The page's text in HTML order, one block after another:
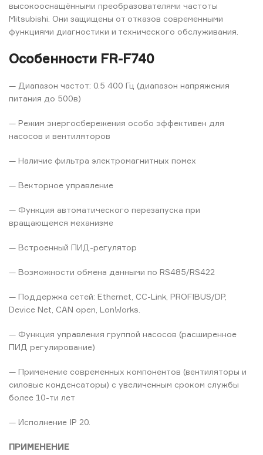
высокооснащёнными преобразователями частоты
Mitsubishi. Они защищены от отказов современными
функциями диагностики и технического обслуживания.
Особенности FR-F740
— Диапазон частот: 0.5 400 Гц (диапазон напряжения
питания до 500в)
— Режим энергосбережения особо эффективен для
насосов и вентиляторов
— Наличие фильтра электромагнитных помех
— Векторное управление
— Функция автоматического перезапуска при
вращающемся механизме
— Встроенный ПИД-регулятор
— Возможности обмена данными по RS485/RS422
— Поддержка сетей: Ethernet, CC-Link, PROFIBUS/DP,
Device Net, CAN open, LonWorks.
— Функция управления группой насосов (расширенное
ПИД регулирование)
— Применение современных компонентов (вентиляторы и
силовые конденсаторы) с увеличенным сроком службы
более 10-ти лет
— Исполнение IP 20.
ПРИМЕНЕНИЕ